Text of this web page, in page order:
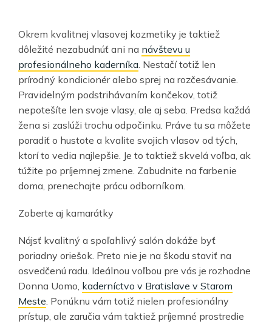
Okrem kvalitnej vlasovej kozmetiky je taktiež
dôležité nezabudnúť ani na návštevu u
profesionálneho kaderníka . Nestačí totiž len
prírodný kondicionér alebo sprej na rozčesávanie.
Pravidelným podstrihávaním končekov, totiž
nepotešíte len svoje vlasy, ale aj seba. Predsa každá
žena si zaslúži trochu odpočinku. Práve tu sa môžete
poradiť o hustote a kvalite svojich vlasov od tých,
ktorí to vedia najlepšie. Je to taktiež skvelá voľba, ak
túžite po príjemnej zmene. Zabudnite na farbenie
doma, prenechajte prácu odborníkom.
Zoberte aj kamarátky
Nájsť kvalitný a spoľahlivý salón dokáže byť
poriadny oriešok. Preto nie je na škodu staviť na
osvedčenú radu. Ideálnou voľbou pre vás je rozhodne
Donna Uomo, kaderníctvo v Bratislave v Starom
Meste . Ponúknu vám totiž nielen profesionálny
prístup, ale zaručia vám taktiež príjemné prostredie